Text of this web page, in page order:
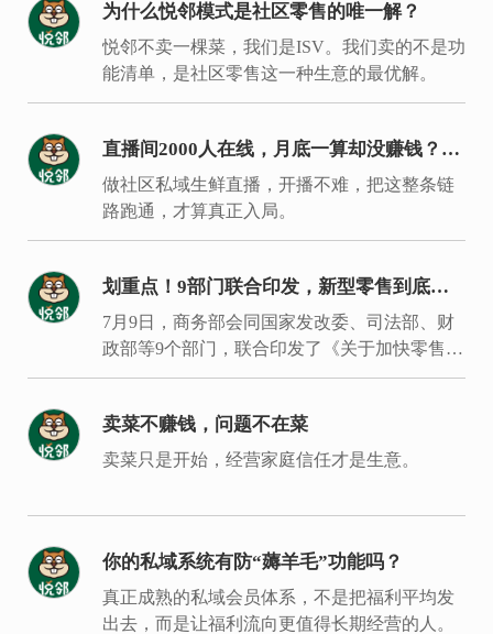
为什么悦邻模式是社区零售的唯一解？
悦邻不卖一棵菜，我们是ISV。我们卖的不是功
能清单，是社区零售这一种生意的最优解。
直播间2000人在线，月底一算却没赚钱？入
局同城生鲜要过的是这7关
做社区私域生鲜直播，开播不难，把这整条链
路跑通，才算真正入局。
划重点！9部门联合印发，新型零售到底新
在哪里？
7月9日，商务部会同国家发改委、司法部、财
政部等9个部门，联合印发了《关于加快零售业
创新发展的意见》。
卖菜不赚钱，问题不在菜
卖菜只是开始，经营家庭信任才是生意。
你的私域系统有防“薅羊毛”功能吗？
真正成熟的私域会员体系，不是把福利平均发
出去，而是让福利流向更值得长期经营的人。